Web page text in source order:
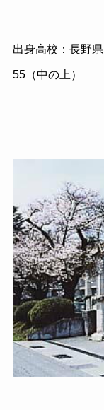
出身高校：長野県
55（中の上）